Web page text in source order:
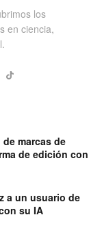
los
en ciencia,
marcas de
de edición con
a un usuario de
su IA